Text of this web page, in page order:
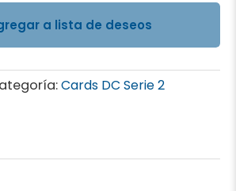
a lista de deseos
Cards DC Serie 2